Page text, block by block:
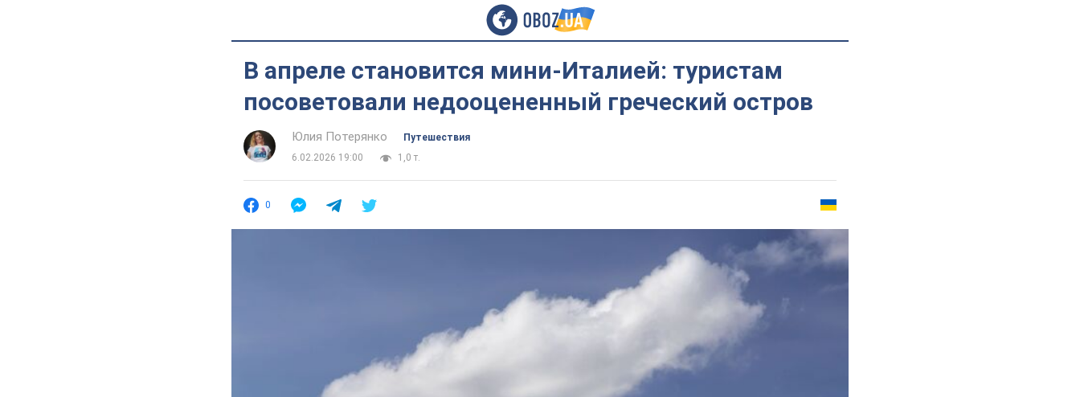
В апреле становится мини-Италией: туристам
посоветовали недооцененный греческий остров
Юлия Потерянко
Путешествия
6.02.2026 19:00
1,0 т.
0